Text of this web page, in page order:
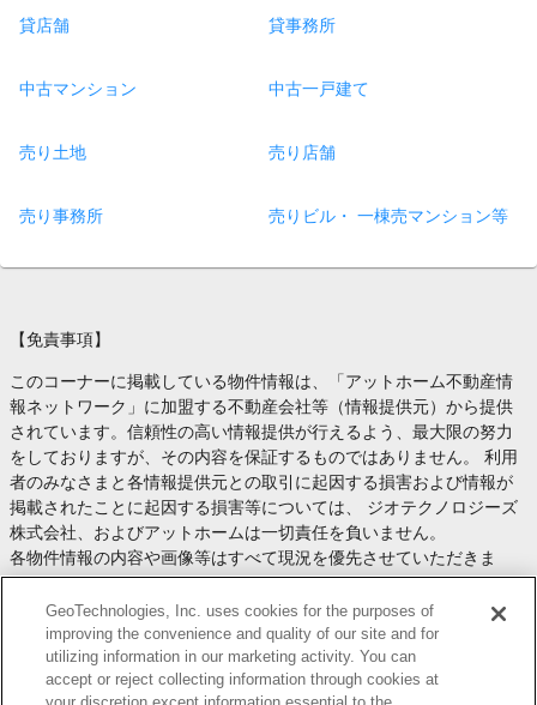
貸店舗 貸事務所
中古マンション 中古一戸建て
売り土地 売り店舗
売り事務所 売りビル・ 一棟売マンション等
【免責事項】
このコーナーに掲載している物件情報は、「アットホーム不動産情
報ネットワーク」に加盟する不動産会社等（情報提供元）から提供
されています。信頼性の高い情報提供が行えるよう、最大限の努力
をしておりますが、その内容を保証するものではありません。 利用
者のみなさまと各情報提供元との取引に起因する損害および情報が
掲載されたことに起因する損害等については、 ジオテクノロジーズ
株式会社、およびアットホームは一切責任を負いません。
各物件情報の内容や画像等はすべて現況を優先させていただきま
す。
お取引等（お取引の準備、資金調達等を含みます）の際には、内容
や契約条件等について、 各情報提供元より十分な説明を受け、ご自
身でご確認の上、判断してください。
このコーナーへの物件情報のご掲載、その他不動産業務ソリューシ
GeoTechnologies, Inc. uses cookies for the purposes of
improving the convenience and quality of our site and for
utilizing information in our marketing activity. You can
accept or reject collecting information through cookies at